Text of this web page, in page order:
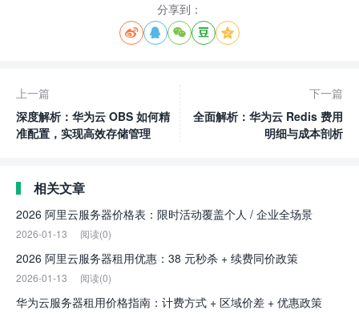
分享到：
    
上一篇
深度解析：华为云 OBS 如何精
准配置，实现高效存储管理
下一篇
全面解析：华为云 Redis 费用
明细与成本剖析
相关文章
2026 阿里云服务器价格表：限时活动覆盖个人 / 企业全场景
2026-01-13 阅读(0)
2026 阿里云服务器租用优惠：38 元秒杀 + 续费同价政策
2026-01-13 阅读(0)
华为云服务器租用价格指南：计费方式 + 区域价差 + 优惠政策